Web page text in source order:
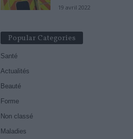
19 avril 2022
Popular Categories
Santé
Actualités
Beauté
Forme
Non classé
Maladies